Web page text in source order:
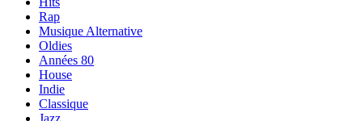
Rap
Musique Alternative
Oldies
Années 80
House
Indie
Classique